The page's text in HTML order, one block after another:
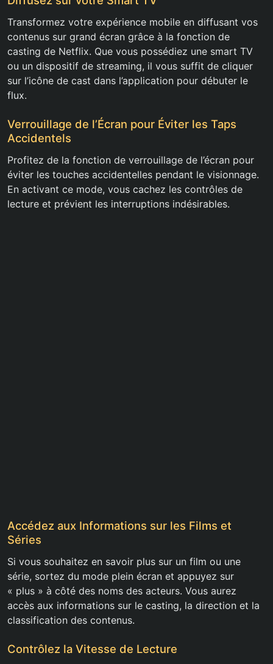
Transformez votre expérience mobile en diffusant vos
contenus sur grand écran grâce à la fonction de
casting de Netflix. Que vous possédiez une smart TV
ou un dispositif de streaming, il vous suffit de cliquer
sur l’icône de cast dans l’application pour débuter le
flux.
Verrouillage de l’Écran pour Éviter les Taps
Accidentels
Profitez de la fonction de verrouillage de l’écran pour
éviter les touches accidentelles pendant le visionnage.
En activant ce mode, vous cachez les contrôles de
lecture et prévient les interruptions indésirables.
Accédez aux Informations sur les Films et
Séries
Si vous souhaitez en savoir plus sur un film ou une
série, sortez du mode plein écran et appuyez sur
« plus » à côté des noms des acteurs. Vous aurez
accès aux informations sur le casting, la direction et la
classification des contenus.
Contrôlez la Vitesse de Lecture